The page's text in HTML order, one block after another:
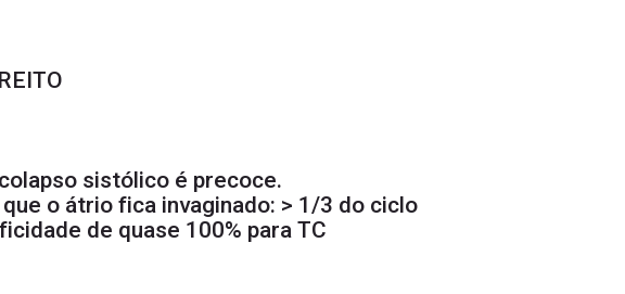
sistólico é precoce.
o átrio fica invaginado: > 1/3 do ciclo
de quase 100% para TC